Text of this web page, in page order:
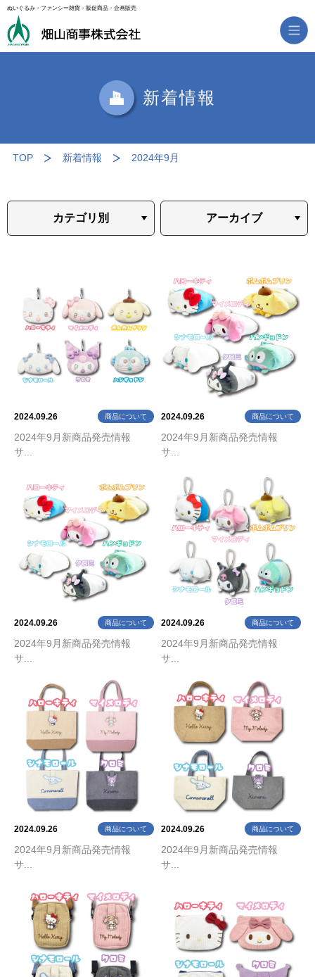
ぬいぐるみ・ファンシー雑貨・販促商品・企画販売
新着情報
TOP 新着情報 2024年9月
カテゴリ別 アーカイブ
2024.09.26 商品について
2024年9月新商品発売情報
サ...
2024.09.26 商品について
2024年9月新商品発売情報
サ...
2024.09.26 商品について
2024年9月新商品発売情報
サ...
2024.09.26 商品について
2024年9月新商品発売情報
サ...
2024.09.26 商品について
2024年9月新商品発売情報
サ...
2024.09.26 商品について
2024年9月新商品発売情報
サ...